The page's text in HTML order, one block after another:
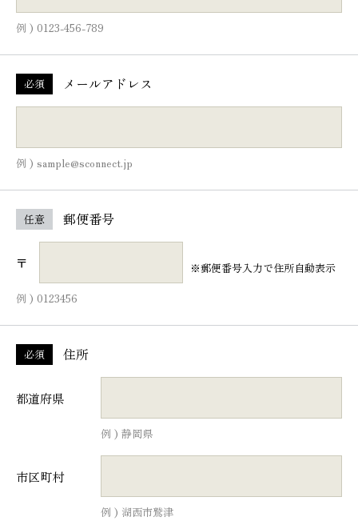
例 ) 0123-456-789
必須 メールアドレス
例 ) sample@sconnect.jp
任意 郵便番号
〒
※郵便番号入力で住所自動表示
例 ) 0123456
必須 住所
都道府県
例 ) 静岡県
市区町村
例 ) 湖西市鷲津